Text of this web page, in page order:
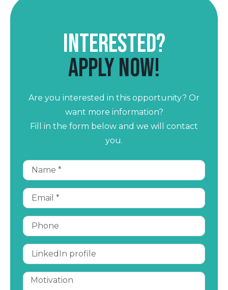
Interested?
Apply now!
Are you interested in this opportunity? Or
want more information?
Fill in the form below and we will contact
you.